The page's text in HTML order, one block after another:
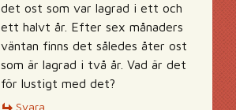
det ost som var lagrad i ett och
ett halvt år. Efter sex månaders
väntan finns det således åter ost
som är lagrad i två år. Vad är det
för lustigt med det?
Svara